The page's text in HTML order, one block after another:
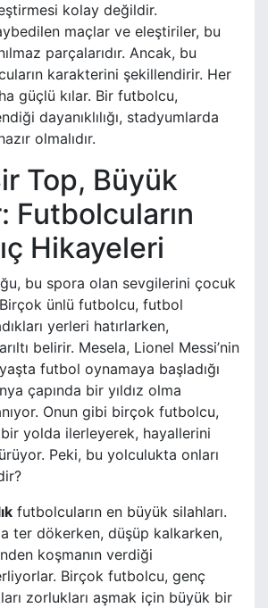
kolay değildir.
maçlar ve eleştiriler, bu
parçalarıdır. Ancak, bu
karakterini şekillendirir. Her
güçlü kılar. Bir futbolcu,
dayanıklılığı, stadyumlarda
olmalıdır.
Top, Büyük
Futbolcuların
Hikayeleri
bu spora olan sevgilerini çocuk
ünlü futbolcu, futbol
yerleri hatırlarken,
belirir. Mesela, Lionel Messi’nin
futbol oynamaya başladığı
çapında bir yıldız olma
Onun gibi birçok futbolcu,
yolda ilerleyerek, hayallerini
Peki, bu yolculukta onları
futbolcuların en büyük silahları.
ter dökerken, düşüp kalkarken,
koşmanın verdiği
Birçok futbolcu, genç
zorlukları aşmak için büyük bir